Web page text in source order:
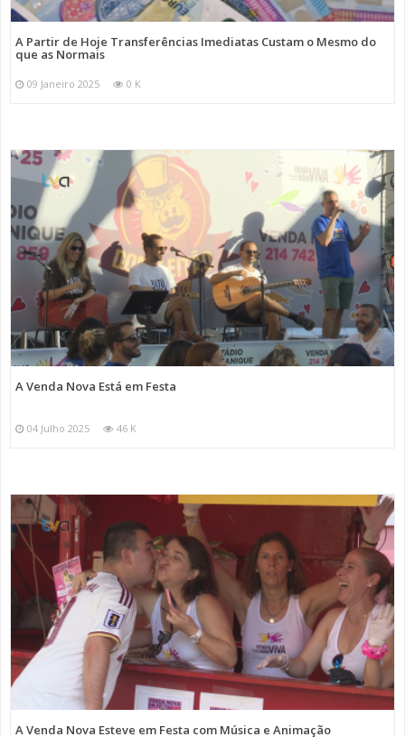
A Partir de Hoje Transferências Imediatas Custam o Mesmo do
que as Normais
09 Janeiro 2025 0 K
A Venda Nova Está em Festa
04 Julho 2025 46 K
A Venda Nova Esteve em Festa com Música e Animação